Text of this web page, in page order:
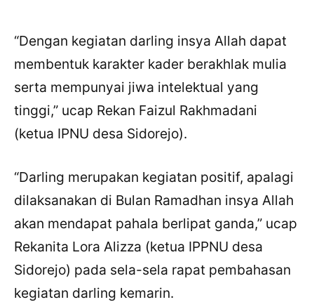
“Dengan kegiatan darling insya Allah dapat
membentuk karakter kader berakhlak mulia
serta mempunyai jiwa intelektual yang
tinggi,” ucap Rekan Faizul Rakhmadani
(ketua IPNU desa Sidorejo).
“Darling merupakan kegiatan positif, apalagi
dilaksanakan di Bulan Ramadhan insya Allah
akan mendapat pahala berlipat ganda,” ucap
Rekanita Lora Alizza (ketua IPPNU desa
Sidorejo) pada sela-sela rapat pembahasan
kegiatan darling kemarin.